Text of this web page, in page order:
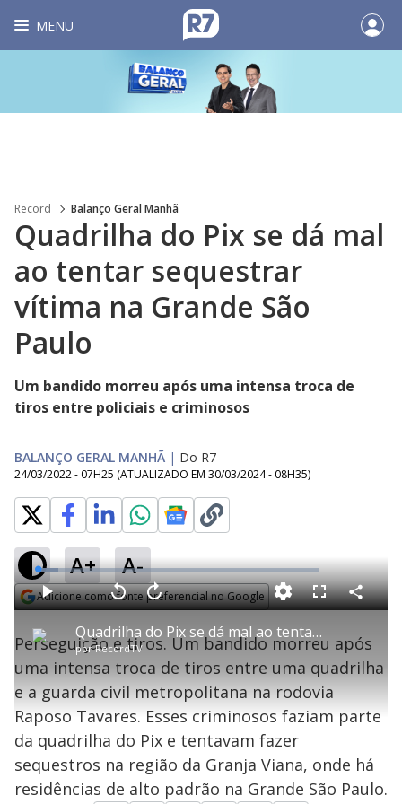
MENU
Record Balanço Geral Manhã
Quadrilha do Pix se dá mal
ao tentar sequestrar
vítima na Grande São
Paulo
Um bandido morreu após uma intensa troca de
tiros entre policiais e criminosos
BALANÇO GERAL MANHÃ | Do R7
24/03/2022 - 07H25 (ATUALIZADO EM 30/03/2024 - 08H35)
A+ A-
Adicione como fonte preferencial no Google
P
l
a
Quadrilha do Pix se dá mal ao tentar sequestrar vítima na Grande São Paulo
porRecordTV
P V
l
a
r
0
e
g
n
d
s
A
a
n
ç
a
1
s
e
u
n
d
o
s
L
o
a
d
e
.
4
%
F
l
s
c
e
n
C
o
a
r
i
Perseguição e tiros. Um bandido morreu após
uma intensa troca de tiros entre uma quadrilha
e a guarda civil metropolitana na rodovia
Raposo Tavares. Esses criminosos faziam parte
da quadrilha do Pix e tentavam fazer
sequestros na região da Granja Viana, onde há
residências de alto padrão na Grande São Paulo.